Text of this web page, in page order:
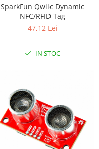
SparkFun Qwiic Dynamic
NFC/RFID Tag
47,12 Lei
IN STOC